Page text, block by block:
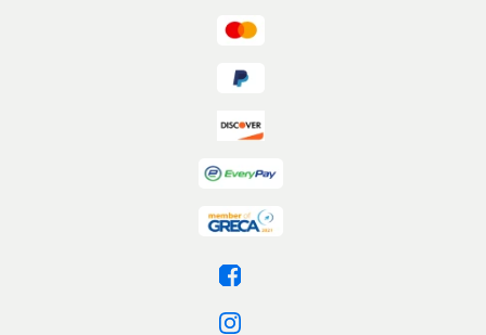
Βρείτε μας στο Facebook
Βρείτε μας στο Instagram